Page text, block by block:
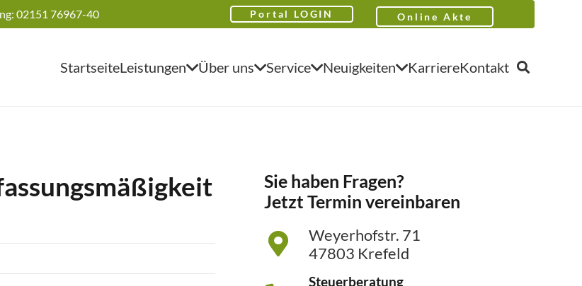
02151 76967-40 Portal LOGIN Online Akte
StartseiteLeistungen Über uns Service Neuigkeiten KarriereKontakt
Sie haben Fragen?
Jetzt Termin vereinbaren
Weyerhofstr. 71
47803 Krefeld
Steuerberatung